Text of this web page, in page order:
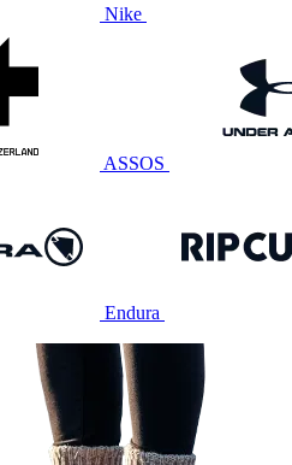
Nike
ASSOS
Endura